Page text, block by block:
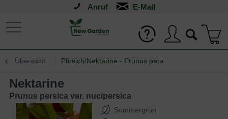
Anruf
Übersicht Pfirsich/Nektarine - Prunus pers
Nektarine
Prunus persica var. nucipersica
Sommergrün